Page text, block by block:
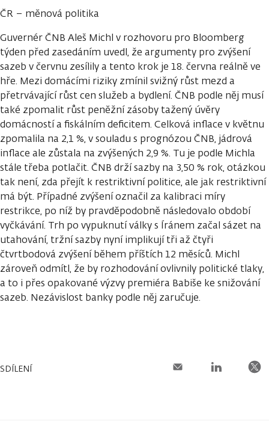
ČR – měnová politika
Guvernér ČNB Aleš Michl v rozhovoru pro Bloomberg
týden před zasedáním uvedl, že argumenty pro zvýšení
sazeb v červnu zesílily a tento krok je 18. června reálně ve
hře. Mezi domácími riziky zmínil svižný růst mezd a
přetrvávající růst cen služeb a bydlení. ČNB podle něj musí
také zpomalit růst peněžní zásoby tažený úvěry
domácností a fiskálním deficitem. Celková inflace v květnu
zpomalila na 2,1 %, v souladu s prognózou ČNB, jádrová
inflace ale zůstala na zvýšených 2,9 %. Tu je podle Michla
stále třeba potlačit. ČNB drží sazby na 3,50 % rok, otázkou
tak není, zda přejít k restriktivní politice, ale jak restriktivní
má být. Případné zvýšení označil za kalibraci míry
restrikce, po níž by pravděpodobně následovalo období
vyčkávání. Trh po vypuknutí války s Íránem začal sázet na
utahování, tržní sazby nyní implikují tři až čtyři
čtvrtbodová zvýšení během příštích 12 měsíců. Michl
zároveň odmítl, že by rozhodování ovlivnily politické tlaky,
a to i přes opakované výzvy premiéra Babiše ke snižování
sazeb. Nezávislost banky podle něj zaručuje.
SDÍLENÍ